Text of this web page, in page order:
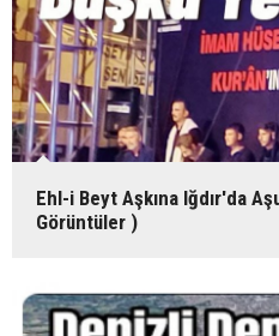
Ehl-i Beyt Aşkına Iğdır'da
Görüntüler )